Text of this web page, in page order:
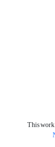
This